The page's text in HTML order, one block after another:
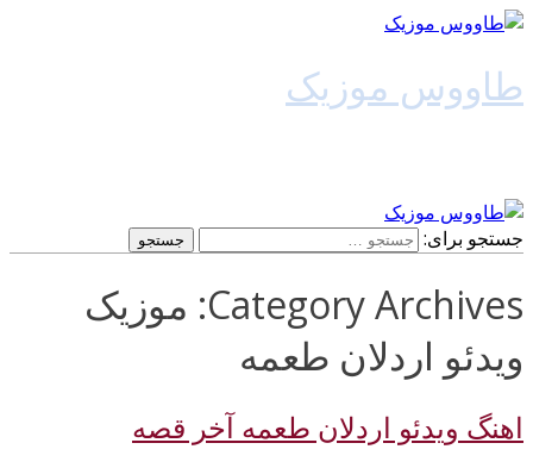
طاووس موزیک
جستجو برای:
Category Archives: موزیک
ویدئو اردلان طعمه
اهنگ ویدئو اردلان طعمه آخر قصه